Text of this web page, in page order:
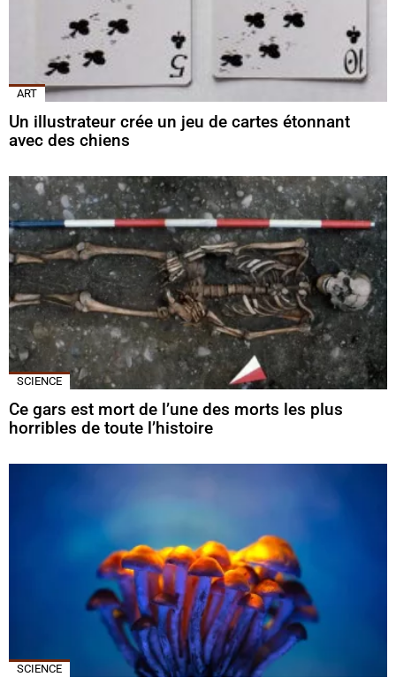
ART
Un illustrateur crée un jeu de cartes étonnant
avec des chiens
SCIENCE
Ce gars est mort de l’une des morts les plus
horribles de toute l’histoire
SCIENCE